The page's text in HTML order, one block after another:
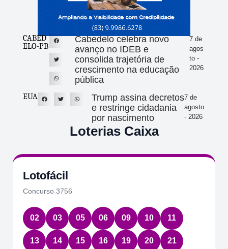
CABED
ELO-PB
Cabedelo celebra novo
avanço no IDEB e
consolida trajetória de
crescimento na educação
pública
7 de
agos
to -
2026
EUA
Trump assina decretos
e restringe cidadania
por nascimento
7 de
agosto
- 2026
Loterias Caixa
Lotofácil
Concurso 3756
02 03 05 06 09 10 11
13 14 15 16 19 20 21